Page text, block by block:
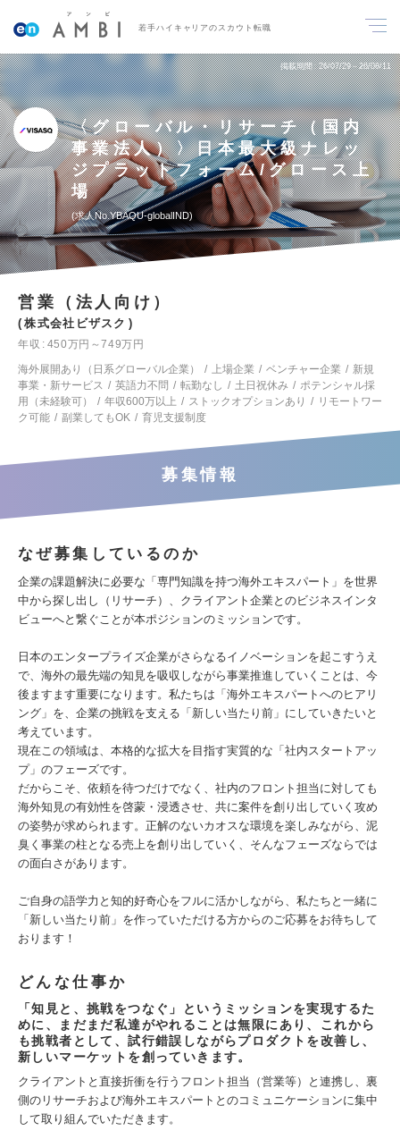
若手ハイキャリアのスカウト転職
掲載期間 26/07/29～26/08/11
〈グローバル・リサーチ（国内
事業法人）〉日本最大級ナレッ
ジプラットフォーム/グロース上
場
求人No.YBAQU-globalIND
営業（法人向け）
株式会社ビザスク
年収
450万円～749万円
海外展開あり（日系グローバル企業）
上場企業 ベンチャー企業
新規
事業・新サービス
英語力不問 転勤なし 土日祝休み
ポテンシャル採
用（未経験可）
年収600万以上 ストックオプションあり
リモートワー
ク可能
副業してもOK 育児支援制度
募集情報
なぜ募集しているのか
企業の課題解決に必要な「専門知識を持つ海外エキスパート」を世界
中から探し出し（リサーチ）、クライアント企業とのビジネスインタ
ビューへと繋ぐことが本ポジションのミッションです。
日本のエンタープライズ企業がさらなるイノベーションを起こすうえ
で、海外の最先端の知見を吸収しながら事業推進していくことは、今
後ますます重要になります。私たちは「海外エキスパートへのヒアリ
ング」を、企業の挑戦を支える「新しい当たり前」にしていきたいと
考えています。
現在この領域は、本格的な拡大を目指す実質的な「社内スタートアッ
プ」のフェーズです。
だからこそ、依頼を待つだけでなく、社内のフロント担当に対しても
海外知見の有効性を啓蒙・浸透させ、共に案件を創り出していく攻め
の姿勢が求められます。正解のないカオスな環境を楽しみながら、泥
臭く事業の柱となる売上を創り出していく、そんなフェーズならでは
の面白さがあります。
ご自身の語学力と知的好奇心をフルに活かしながら、私たちと一緒に
「新しい当たり前」を作っていただける方からのご応募をお待ちして
おります！
どんな仕事か
「知見と、挑戦をつなぐ」というミッションを実現するた
めに、まだまだ私達がやれることは無限にあり、これから
も挑戦者として、試行錯誤しながらプロダクトを改善し、
新しいマーケットを創っていきます。
クライアントと直接折衝を行うフロント担当（営業等）と連携し、裏
側のリサーチおよび海外エキスパートとのコミュニケーションに集中
して取り組んでいただきます。